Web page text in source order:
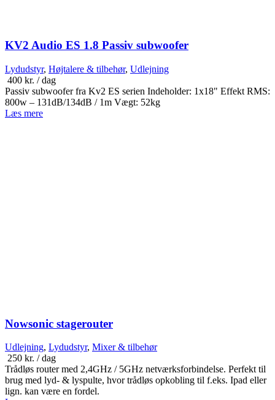
KV2 Audio ES 1.8 Passiv subwoofer
Lydudstyr, Højtalere & tilbehør, Udlejning
400 kr. / dag
Passiv subwoofer fra Kv2 ES serien Indeholder: 1x18" Effekt RMS:
800w – 131dB/134dB / 1m Vægt: 52kg
Læs mere
Nowsonic stagerouter
Udlejning, Lydudstyr, Mixer & tilbehør
250 kr. / dag
Trådløs router med 2,4GHz / 5GHz netværksforbindelse. Perfekt til
brug med lyd- & lyspulte, hvor trådløs opkobling til f.eks. Ipad eller
lign. kan være en fordel.